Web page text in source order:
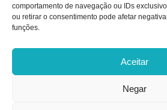
comportamento de navegação ou IDs
ou retirar o consentimento pode afetar
funções.
Aceitar
Negar
Estatuto
Política de